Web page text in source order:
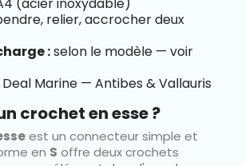
(acier inoxydable)
relier, accrocher deux
:selon le modèle — voir
Deal Marine — Antibes & Vallauris
crochet en esse ?
est un connecteur simple et
en S offre deux crochets